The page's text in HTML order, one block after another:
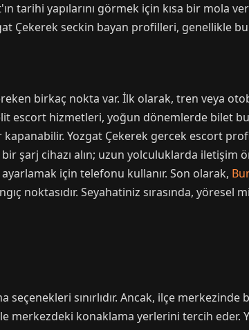
tarihi yapılarını görmek için kısa bir mola
Çekerek seckin bayan profilleri, genellikle
birkaç nokta var. İlk olarak, tren veya
escort hizmetleri, yoğun dönemlerde bilet
Yozgat Çekerek gercek escort
şarj cihazı alın; uzun yolculuklarda iletişim
için telefonu kullanır. Son olarak,
noktasıdır. Seyahatiniz sırasında, yöresel
sınırlıdır. Ancak, ilçe merkezinde
merkezdeki konaklama yerlerini tercih eder.